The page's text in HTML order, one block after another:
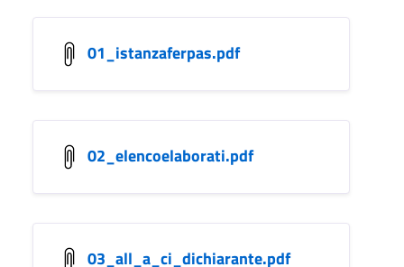
01_istanzaferpas.pdf
02_elencoelaborati.pdf
03_all_a_ci_dichiarante.pdf